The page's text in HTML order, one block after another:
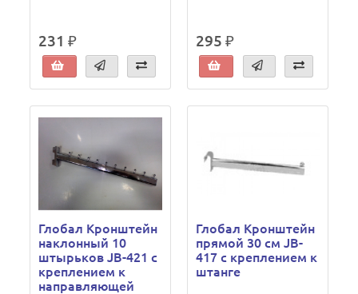
231 ₽ 295 ₽
Глобал Кронштейн
наклонный 10
штырьков JB-421 с
креплением к
направляющей
Глобал Кронштейн
прямой 30 см JB-
417 с креплением к
штанге